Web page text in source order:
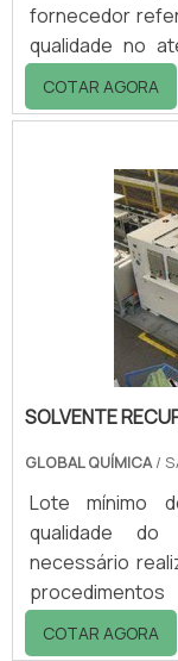
fornecedor
qualidade no
preço
em plástico e
tampa pode
plástico, que
direto com o
higiene aos
características,
COTAR AGORA
SOLVENTE
GLOBAL QUÍMICA/
Lote mínimo
qualidade
necessário
execução seja
aplicação de
COTAR AGORA